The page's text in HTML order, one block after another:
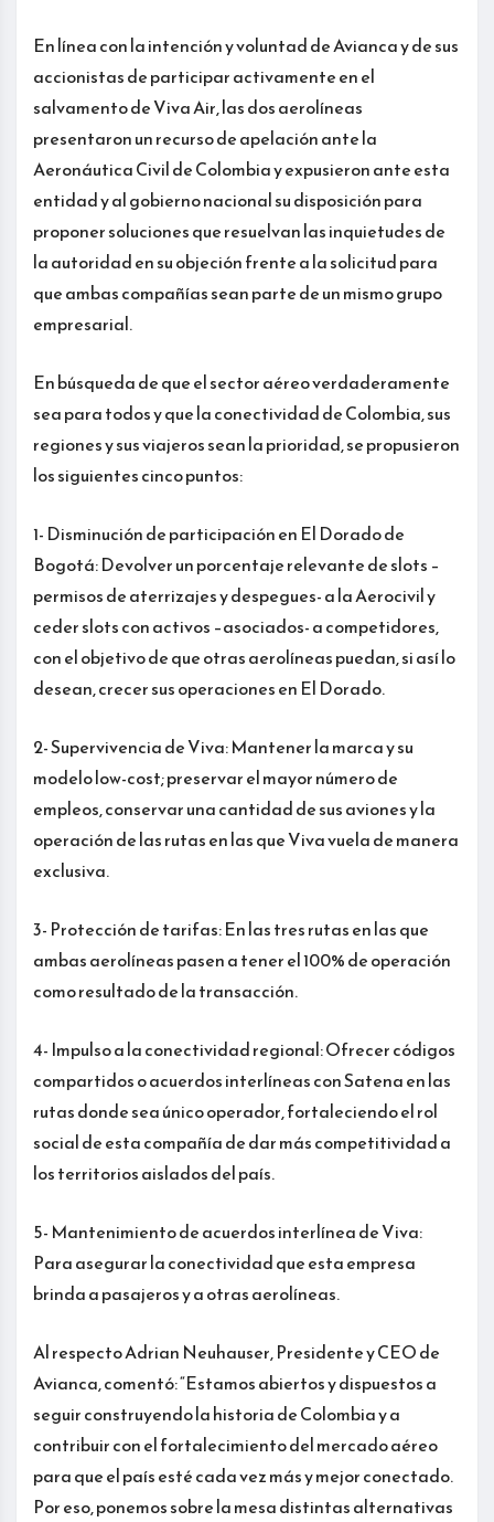
En línea con la intención y voluntad de Avianca y de sus
accionistas de participar activamente en el
salvamento de Viva Air, las dos aerolíneas
presentaron un recurso de apelación ante la
Aeronáutica Civil de Colombia y expusieron ante esta
entidad y al gobierno nacional su disposición para
proponer soluciones que resuelvan las inquietudes de
la autoridad en su objeción frente a la solicitud para
que ambas compañías sean parte de un mismo grupo
empresarial.
En búsqueda de que el sector aéreo verdaderamente
sea para todos y que la conectividad de Colombia, sus
regiones y sus viajeros sean la prioridad, se propusieron
los siguientes cinco puntos:
1- Disminución de participación en El Dorado de
Bogotá: Devolver un porcentaje relevante de slots –
permisos de aterrizajes y despegues- a la Aerocivil y
ceder slots con activos –asociados- a competidores,
con el objetivo de que otras aerolíneas puedan, si así lo
desean, crecer sus operaciones en El Dorado.
2- Supervivencia de Viva: Mantener la marca y su
modelo low-cost; preservar el mayor número de
empleos, conservar una cantidad de sus aviones y la
operación de las rutas en las que Viva vuela de manera
exclusiva.
3- Protección de tarifas: En las tres rutas en las que
ambas aerolíneas pasen a tener el 100% de operación
como resultado de la transacción.
4- Impulso a la conectividad regional: Ofrecer códigos
compartidos o acuerdos interlíneas con Satena en las
rutas donde sea único operador, fortaleciendo el rol
social de esta compañía de dar más competitividad a
los territorios aislados del país.
5- Mantenimiento de acuerdos interlínea de Viva:
Para asegurar la conectividad que esta empresa
brinda a pasajeros y a otras aerolíneas.
Al respecto Adrian Neuhauser, Presidente y CEO de
Avianca, comentó: “Estamos abiertos y dispuestos a
seguir construyendo la historia de Colombia y a
contribuir con el fortalecimiento del mercado aéreo
para que el país esté cada vez más y mejor conectado.
Por eso, ponemos sobre la mesa distintas alternativas